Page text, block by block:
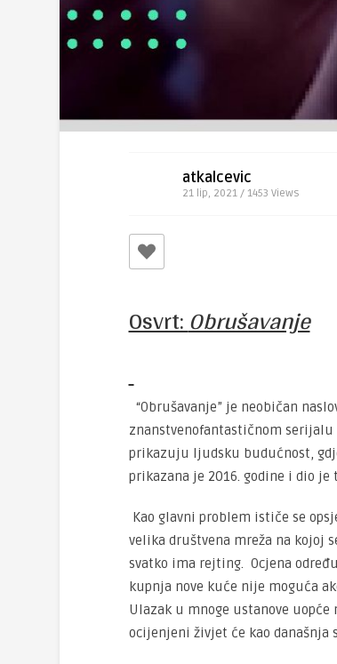
atkalcevic
21 lip, 2021 / 1453 Views
Osvrt:Obrušavanje
“Obrušavanje” je neobičan
znanstvenofantastičnom serijalu
prikazuju ljudsku budućnost,
prikazana je 2016. godine i dio je
Kao glavni problem ističe se
velika društvena mreža na kojoj
svatko ima rejting. Ocjena
kupnja nove kuće nije moguća
Ulazak u mnoge ustanove
ocijenjeni živjet će kao današnja